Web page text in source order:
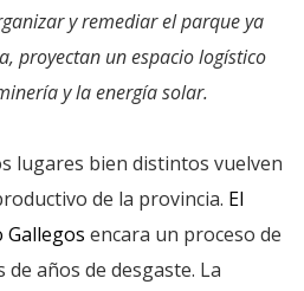
y remediar el parque ya
proyectan un espacio logístico
y la energía solar.
lugares bien distintos vuelven
de la provincia. El
Gallegos encara un proceso de
años de desgaste. La